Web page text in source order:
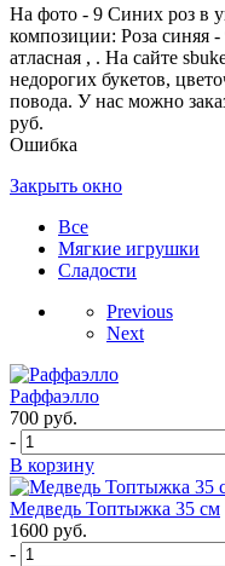
На фото - 9 Синих роз в
композиции: Роза синяя
атласная , . На сайте
недорогих букетов,
повода. У нас можно
руб.
Ошибка
Закрыть окно
Все
Мягкие игрушки
Сладости
Previous
Next
Раффаэлло
700 руб.
-
В корзину
Медведь Топтыжка 35 см
1600 руб.
-